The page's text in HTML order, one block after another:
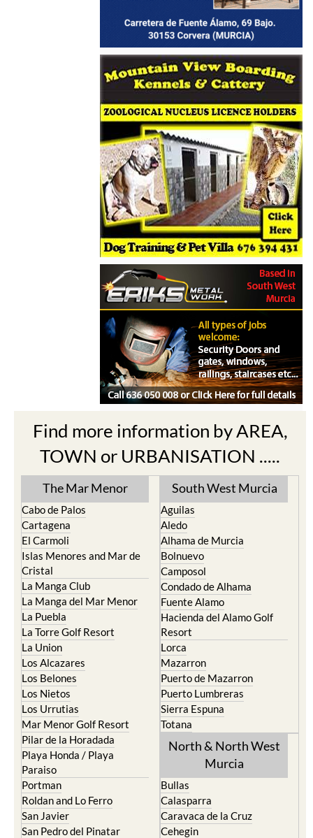
Find more information by AREA,
TOWN or URBANISATION .....
The Mar Menor
Cabo de Palos
Cartagena
El Carmoli
Islas Menores and Mar de
Cristal
La Manga Club
La Manga del Mar Menor
La Puebla
La Torre Golf Resort
La Union
Los Alcazares
Los Belones
Los Nietos
Los Urrutias
Mar Menor Golf Resort
Pilar de la Horadada
Playa Honda / Playa
Paraiso
Portman
Roldan and Lo Ferro
San Javier
San Pedro del Pinatar
South West Murcia
Aguilas
Aledo
Alhama de Murcia
Bolnuevo
Camposol
Condado de Alhama
Fuente Alamo
Hacienda del Alamo Golf
Resort
Lorca
Mazarron
Puerto de Mazarron
Puerto Lumbreras
Sierra Espuna
Totana
North & North West
Murcia
Bullas
Calasparra
Caravaca de la Cruz
Cehegin